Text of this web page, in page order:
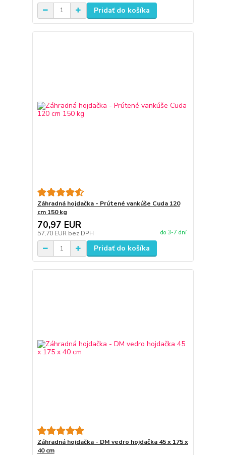
Pridať do košíka
Záhradná hojdačka - Prútené vankúše Cuda 120
cm 150 kg
70,97 EUR
57,70 EUR bez DPH do 3-7 dní
Pridať do košíka
Záhradná hojdačka - DM vedro hojdačka 45 x 175 x
40 cm